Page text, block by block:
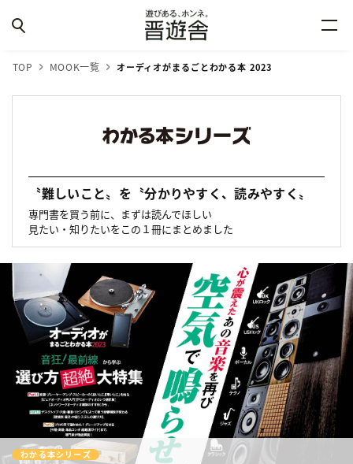
TOP MOOK一覧 オーディオがまるごとわかる本 2023
〝難しいこと〟を〝分かりやすく、読みやすく〟
専門書を買う前に、まずは読んでほしい
見たい・知りたいをこの１冊にまとめました
わかる本シリーズ